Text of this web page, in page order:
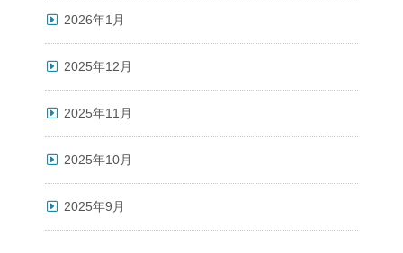
2026年1月
2025年12月
2025年11月
2025年10月
2025年9月